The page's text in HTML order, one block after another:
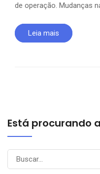
de operação. Mudanças
Leia mais
Está procurando
Search
for: